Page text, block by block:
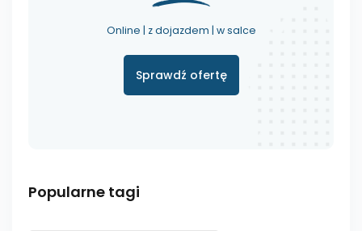
Online | z dojazdem | w salce
Sprawdź ofertę
Popularne tagi